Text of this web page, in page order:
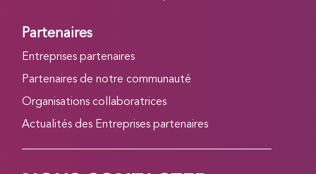
Partenaires
Entreprises partenaires
Partenaires de notre communauté
Organisations collaboratrices
Actualités des Entreprises partenaires